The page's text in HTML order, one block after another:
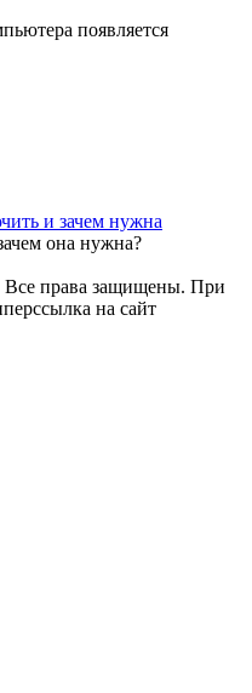
появляется
и зачем нужна
она нужна?
права защищены. При
на сайт